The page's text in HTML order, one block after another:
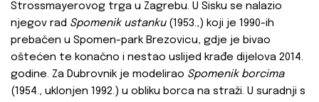
Strossmayerovog trga u Zagrebu. U Sisku se nalazio
njegov rad Spomenik ustanku(1953.,) koji je 1990-ih
prebačen u Spomen-park Brezovicu, gdje je bivao
oštećen te konačno i nestao uslijed krađe dijelova 2014.
godine. Za Dubrovnik je modelirao Spomenik borcima
(1954., uklonjen 1992.) u obliku borca na straži. U suradnji s